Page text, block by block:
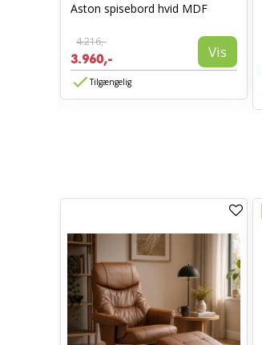
Aston spisebord hvid MDF
4.216,-
3.960,- Vis
Tilgængelig